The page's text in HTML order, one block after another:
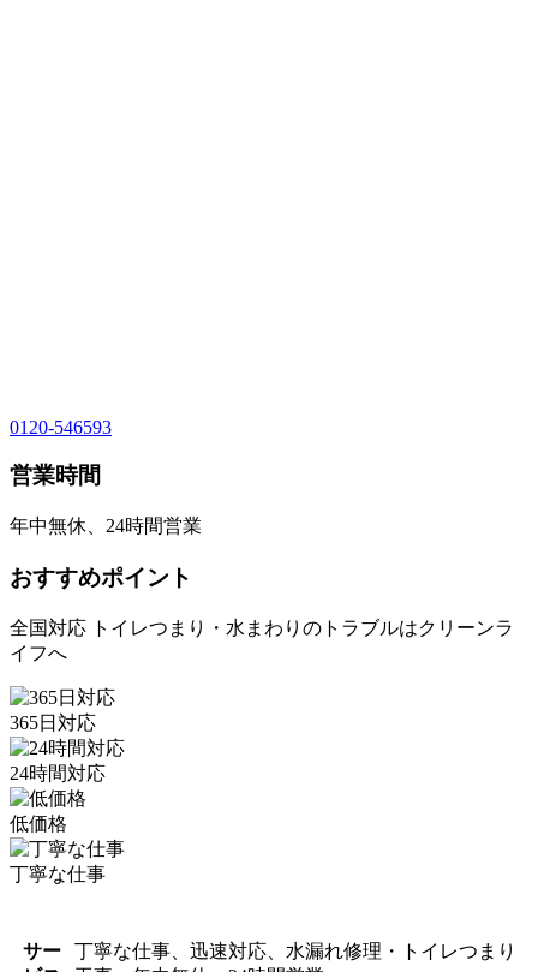
0120-546593
営業時間
年中無休、24時間営業
おすすめポイント
全国対応 トイレつまり・水まわりのトラブルはクリーンラ
イフへ
365日対応
24時間対応
低価格
丁寧な仕事
サー
丁寧な仕事、迅速対応、水漏れ修理・トイレつまり